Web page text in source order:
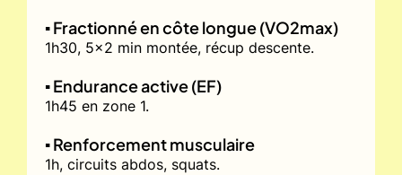
▪️ Fractionné en côte longue (VO2max)
1h30, 5x2 min montée, récup descente.
▪️ Endurance active (EF)
1h45 en zone 1.
▪️ Renforcement musculaire
1h, circuits abdos, squats.